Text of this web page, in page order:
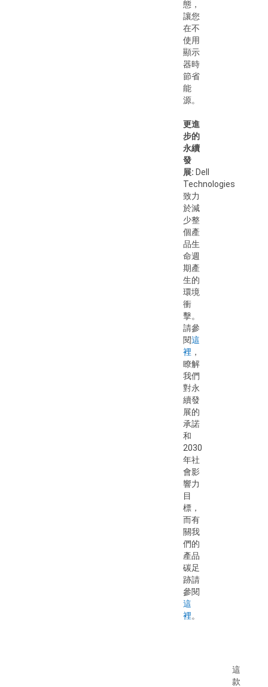
態，
讓您
在不
使用
顯示
器時
節省
能
源。
更進
步的
永續
發
展: Dell
Technologies
致力
於減
少整
個產
品生
命週
期產
生的
環境
衝
擊。
請參
閱這
裡 ，
瞭解
我們
對永
續發
展的
承諾
和
2030
年社
會影
響力
目
標，
而有
關我
們的
產品
碳足
跡請
參閱
這
裡。
這
款